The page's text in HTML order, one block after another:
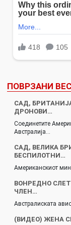
ПОВРЗАНИ
САД,
ДРОНОВИ…
Соединетите
Австралија…
САД, ВЕЛИКА
БЕСПИЛОТНИ…
Американскиот
ВОНРЕДНО
ЧЛЕН…
Австралиската
(ВИДЕО) ЖЕНА